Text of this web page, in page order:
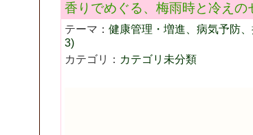
香りでめぐる、梅雨時と冷えの
テーマ：健康管理・増進、病気予防
3)
カテゴリ： カテゴリ未分類